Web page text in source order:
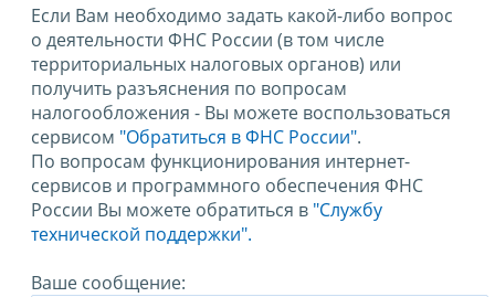
Если Вам необходимо задать какой-либо вопрос
о деятельности ФНС России (в том числе
территориальных налоговых органов) или
получить разъяснения по вопросам
налогообложения - Вы можете воспользоваться
сервисом "Обратиться в ФНС России".
По вопросам функционирования интернет-
сервисов и программного обеспечения ФНС
России Вы можете обратиться в "Службу
технической поддержки".
Ваше сообщение: